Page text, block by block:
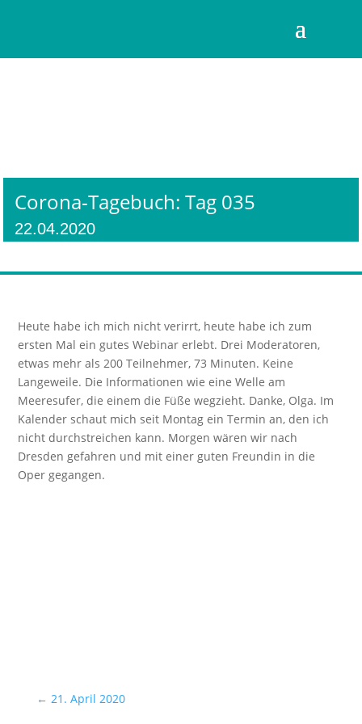
Corona-Tagebuch: Tag 035
22.04.2020
Heute habe ich mich nicht verirrt, heute habe ich zum
ersten Mal ein gutes Webinar erlebt. Drei Moderatoren,
etwas mehr als 200 Teilnehmer, 73 Minuten. Keine
Langeweile. Die Informationen wie eine Welle am
Meeresufer, die einem die Füße wegzieht. Danke, Olga. Im
Kalender schaut mich seit Montag ein Termin an, den ich
nicht durchstreichen kann. Morgen wären wir nach
Dresden gefahren und mit einer guten Freundin in die
Oper gegangen.
← 21. April 2020